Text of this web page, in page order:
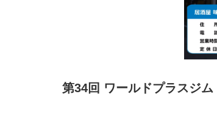
第34回 ワールドプラスジム